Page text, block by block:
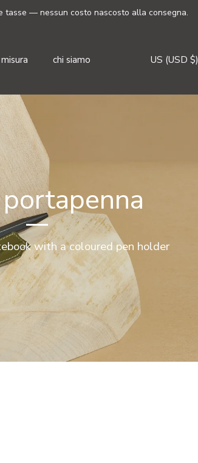
tasse — nessun costo nascosto alla consegna.
chi siamo Valuta
US (USD $)
with a coloured pen holder